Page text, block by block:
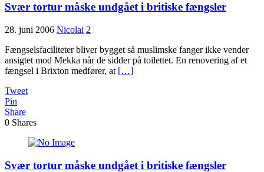
Svær tortur måske undgået i britiske fængsler
28. juni 2006 Nicolai 2
Fængselsfaciliteter bliver bygget så muslimske fanger ikke vender
ansigtet mod Mekka når de sidder på toilettet. En renovering af et
fængsel i Brixton medfører, at […]
Tweet
Pin
Share
0 Shares
Svær tortur måske undgået i britiske fængsler